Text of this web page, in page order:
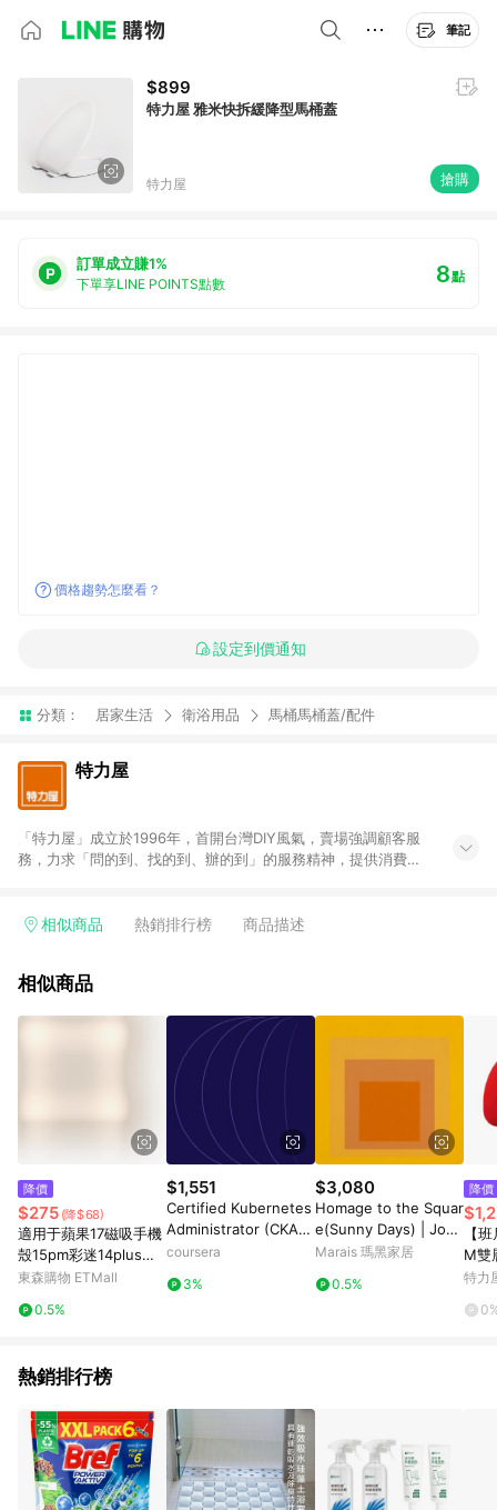
筆記
$899
特力屋 雅米快拆緩降型馬桶蓋
特力屋 搶購
訂單成立賺1%
下單享LINE POINTS點數 8點
價格趨勢怎麼看？
設定到價通知
分類： 居家生活 衛浴用品 馬桶馬桶蓋/配件
特力屋
「特力屋」成立於1996年，首開台灣DIY風氣，賣場強調顧客服
務，力求「問的到、找的到、辦的到」的服務精神，提供消費者
客找到居家修繕、佈置或裝潢時所需；另外，在各家分店內規劃
等各方面進行整合，提升服務質感，期望每一位來店顧客，能輕
結帳流程(Easy to buy)、每次到「特力屋」購物都能得到新的啟
發與靈感(Exciting experience)，同時持續提供消費者居家修繕
最佳解決方案，以創造優質居家環境為首要目標，成為消費者打
相似商品 熱銷排行榜 商品描述
相似商品
降價
$275 (降$68)
適用于蘋果17磁吸手機
殼15pm彩迷14plus雙
層p硅膠iphone16pro
摔高級耐用磨軍事風m
東森購物 ETMall
0.5%
$1,551
Certified Kubernetes
Administrator (CKA):
Unit 3
coursera
3%
$3,080
Homage to the Squar
e(Sunny Days) | Jose
f Albers - 銀色鋁框-中
Marais 瑪黑家居
0.5%
降價
【
M雙
懶骨
特力
熱銷排行榜